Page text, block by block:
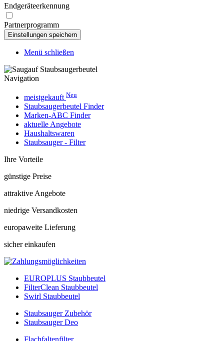
Endgeräteerkennung
Partnerprogramm
Menü schließen
Navigation
meistgekauft Neu
Staubsaugerbeutel Finder
Marken-ABC Finder
aktuelle Angebote
Haushaltswaren
Staubsauger - Filter
Ihre Vorteile
günstige Preise
attraktive Angebote
niedrige Versandkosten
europaweite Lieferung
sicher einkaufen
EUROPLUS Staubbeutel
FilterClean Staubbeutel
Swirl Staubbeutel
Staubsauger Zubehör
Staubsauger Deo